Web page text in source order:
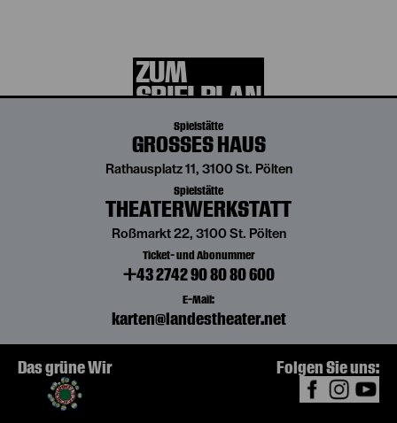
ZUM
SPIELPLAN
Spielstätte
GROSSES HAUS
Rathausplatz 11, 3100 St. Pölten
Spielstätte
THEATERWERKSTATT
Roßmarkt 22, 3100 St. Pölten
Ticket- und Abonummer
+43 2742 90 80 80 600
E-Mail:
karten@landestheater.net
Das grüne Wir Folgen Sie uns: